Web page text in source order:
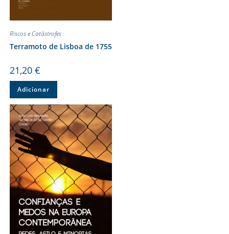
Riscos e Catástrofes
Terramoto de Lisboa de 1755
21,20 €
Adicionar